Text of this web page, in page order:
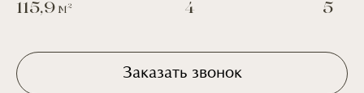
115,9 М2 4 5
Заказать звонок